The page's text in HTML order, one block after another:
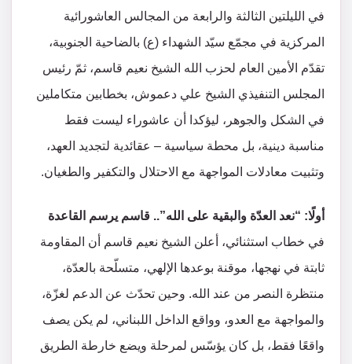
في الليلتين الثالثة والرابعة من المجالس العاشورائية
المركزية في مجمّع سيّد الشهداء (ع) بالضاحية الجنوبية،
تقدّم الأمين العام لحزب الله الشيخ نعيم قاسم، ثمّ رئيس
المجلس التنفيذي الشيخ علي دعموش، بخطابين متكاملين
في الشكل والجوهر، ليؤكدا أن عاشوراء ليست فقط
مناسبة دينية، بل محطة سياسية – عقائدية لتجديد العهد،
وتثبيت معادلات المواجهة مع الاحتلال والتكفير والطغيان.
أولًا: “نعد العدّة والبقية على الله”.. قاسم يرسم القاعدة
في خطاب استثنائي، أعلن الشيخ نعيم قاسم أن المقاومة
ثابتة في نهجها، موقنة بوعدها الإلهي، متسلّحة بالعدّة،
منتظرة النصر من عند الله. وحين تحدّث عن الدعم لغزّة،
والمواجهة مع العدو، وواقع الداخل اللبناني، لم يكن يصف
واقعًا فقط، بل كان يؤسّس لمرحلة ويضع خارطة الطريق